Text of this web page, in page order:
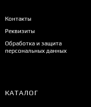
Контакты
Реквизиты
Обработка и защита
персональных данных
КАТАЛОГ